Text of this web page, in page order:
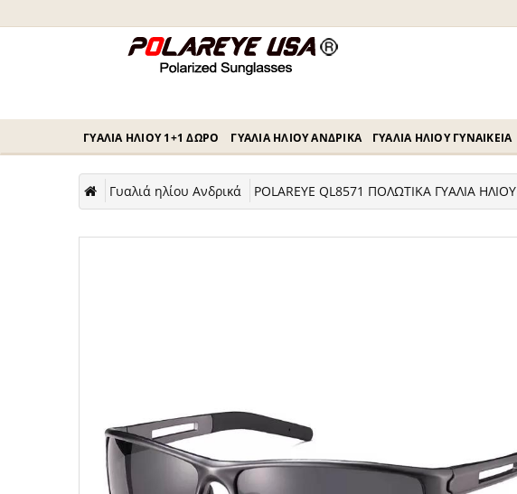
ΓΥΑΛΙΆ ΗΛΊΟΥ 1+1 ΔΏΡΟ ΓΥΑΛΙΆ ΗΛΊΟΥ ΑΝΔΡΙΚΆ ΓΥΑΛΙΆ ΗΛΊΟΥ ΓΥΝΑΙΚΕΊΑ
Γυαλιά ηλίου Ανδρικά POLAREYE QL8571 ΠΟΛΩΤΙΚΑ ΓΥΑΛΙΑ ΗΛΙΟΥ